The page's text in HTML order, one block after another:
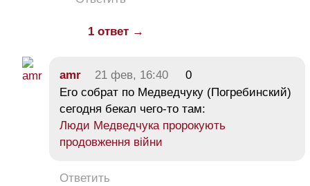
1 ответ →
amr 21 фев, 16:40
0
Его собрат по Медведчуку (Погребинский)
сегодня бекал чего-то там:
Люди Медведчука пророкують
продовження війни
Ответить